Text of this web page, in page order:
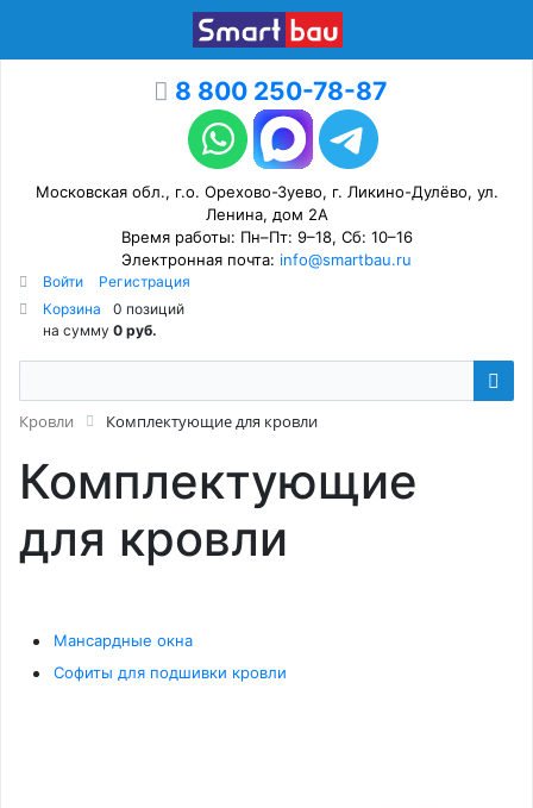
8 800 250-78-87
Московская обл., г.о. Орехово-Зуево, г. Ликино-Дулёво, ул.
Ленина, дом 2А
Время работы: Пн–Пт: 9–18, Сб: 10–16
Электронная почта: info@smartbau.ru
Войти
Регистрация
Корзина
0 позиций
на сумму 0 руб.
Кровли Комплектующие для кровли
Комплектующие
для кровли
Мансардные окна
Софиты для подшивки кровли